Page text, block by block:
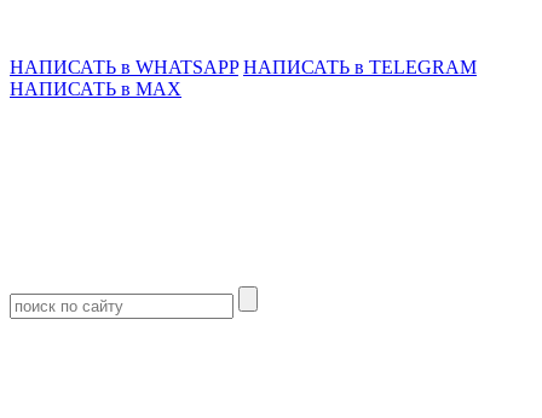
НАПИСАТЬ в WHATSAPP НАПИСАТЬ в TELEGRAM
НАПИСАТЬ в MAX